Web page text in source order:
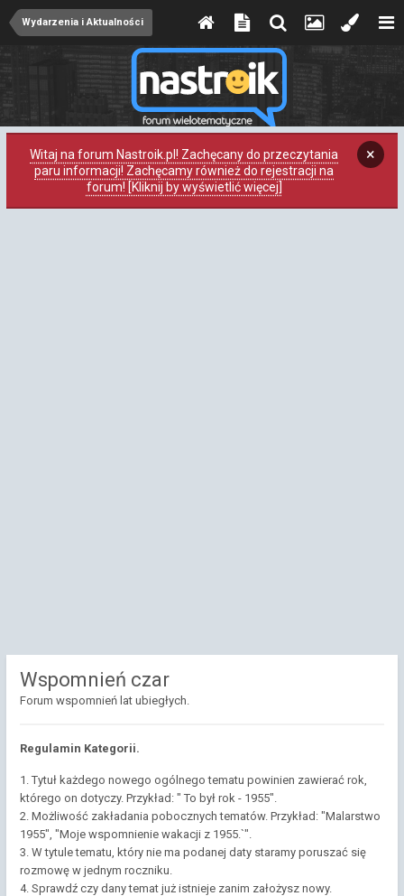
Wydarzenia i Aktualności
Witaj na forum Nastroik.pl! Zachęcany do przeczytania
paru informacji! Zachęcamy również do rejestracji na
forum! [Kliknij by wyświetlić więcej]
×
Wspomnień czar
Forum wspomnień lat ubiegłych.
Regulamin Kategorii.
1. Tytuł każdego nowego ogólnego tematu powinien zawierać rok,
którego on dotyczy. Przykład: " To był rok - 1955".
2. Możliwość zakładania pobocznych tematów. Przykład: "Malarstwo
1955", "Moje wspomnienie wakacji z 1955.`".
3. W tytule tematu, który nie ma podanej daty staramy poruszać się
rozmowę w jednym roczniku.
4. Sprawdź czy dany temat już istnieje zanim założysz nowy.